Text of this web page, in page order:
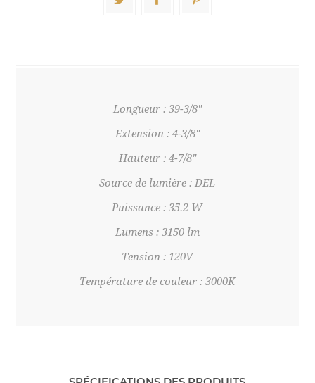
Longueur : 39-3/8"
Extension : 4-3/8"
Hauteur : 4-7/8"
Source de lumière : DEL
Puissance : 35.2 W
Lumens : 3150 lm
Tension : 120V
Température de couleur : 3000K